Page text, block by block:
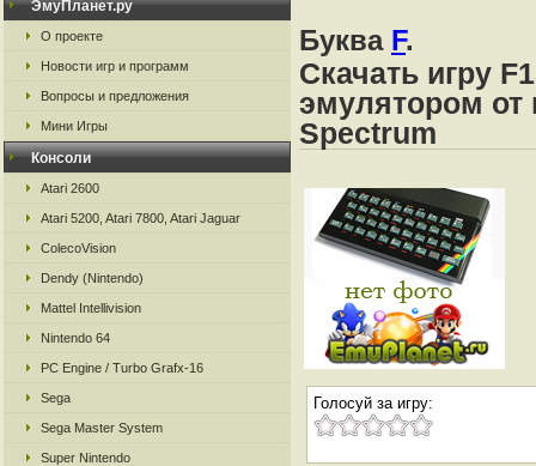
ЭмуПланет.ру
О проекте
Новости игр и программ
Вопросы и предложения
Мини Игры
Консоли
Atari 2600
Atari 5200, Atari 7800, Atari Jaguar
ColecoVision
Dendy (Nintendo)
Mattel Intellivision
Nintendo 64
PC Engine / Turbo Grafx-16
Sega
Sega Master System
Super Nintendo
Буква F.
Скачать игру
эмулятором от
Spectrum
Голосуй за игру: